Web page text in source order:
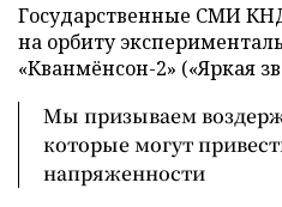
Государственные СМИ
на орбиту
«Кванмёнсон-2» («Яркая
Мы призываем
которые могут
напряженности